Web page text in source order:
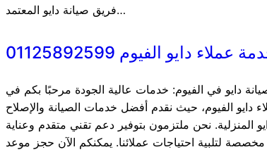
فريق صيانة دايو المعتمد…
عملاء دايو الفيوم 01125892599
دايو في الفيوم: خدمات عالية الجودة مرحبًا بكم في
دايو الفيوم، حيث نقدم أفضل خدمات الصيانة والإصلاح
المنزلية. نحن ملتزمون بتوفير دعم تقني متقدم وعناية
مخصصة لتلبية احتياجات عملائنا. يمكنكم الآن حجز موعد